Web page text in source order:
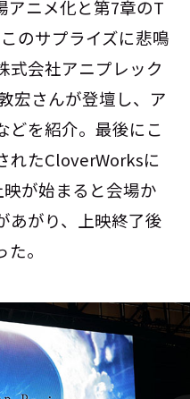
アニメ化と第7章のT
のサプライズに悲鳴
式会社アニプレック
宏さんが登壇し、ア
どを紹介。最後にこ
れたCloverWorksに
が始まると会場か
あがり、上映終了後
。